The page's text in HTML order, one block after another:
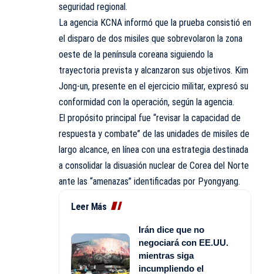
seguridad regional.
La agencia KCNA informó que la prueba consistió en
el disparo de dos misiles que sobrevolaron la zona
oeste de la península coreana siguiendo la
trayectoria prevista y alcanzaron sus objetivos. Kim
Jong-un, presente en el ejercicio militar, expresó su
conformidad con la operación, según la agencia.
El propósito principal fue “revisar la capacidad de
respuesta y combate” de las unidades de misiles de
largo alcance, en línea con una estrategia destinada
a consolidar la disuasión nuclear de Corea del Norte
ante las “amenazas” identificadas por Pyongyang.
Leer Más
Irán dice que no
negociará con EE.UU.
mientras siga
incumpliendo el